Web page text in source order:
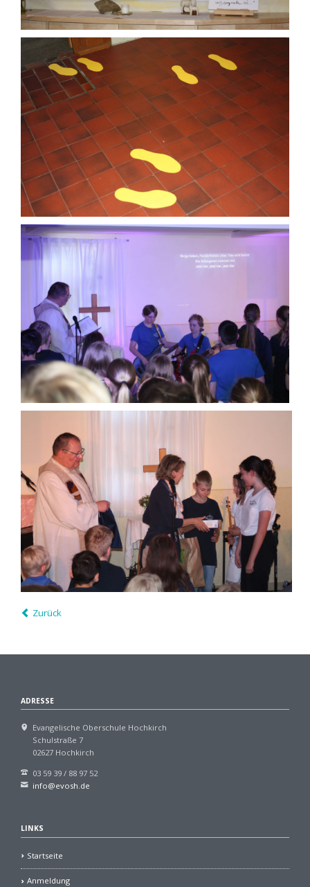
Zurück
ADRESSE
Evangelische Oberschule Hochkirch
Schulstraße 7
02627 Hochkirch
03 59 39 / 88 97 52
info@evosh.de
LINKS
Startseite
Anmeldung